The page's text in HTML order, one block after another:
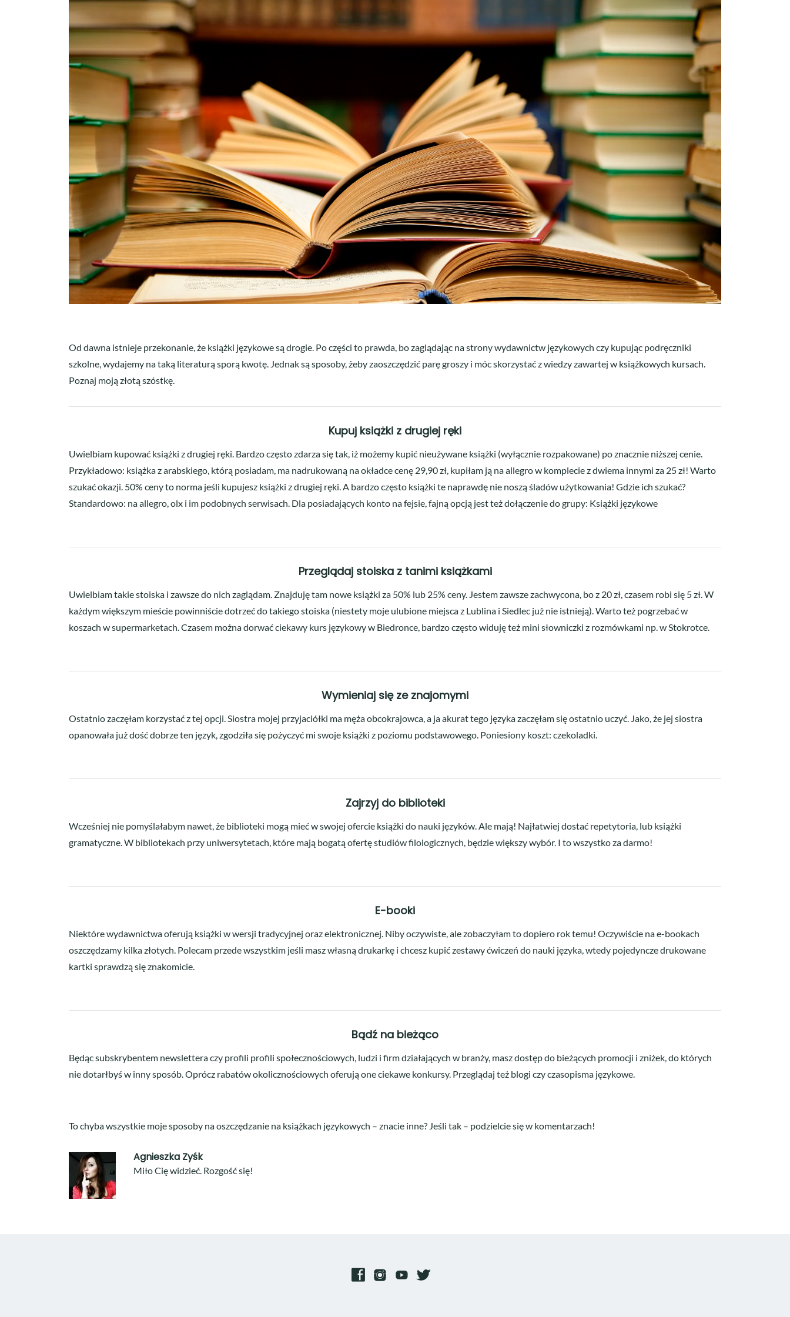
Od dawna istnieje przekonanie, że książki językowe są drogie. Po części to prawda, bo zaglądając na strony wydawnictw językowych czy kupując podręczniki
szkolne, wydajemy na taką literaturą sporą kwotę. Jednak są sposoby, żeby zaoszczędzić parę groszy i móc skorzystać z wiedzy zawartej w książkowych kursach.
Poznaj moją złotą szóstkę.
Kupuj książki z drugiej ręki
Uwielbiam kupować książki z drugiej ręki. Bardzo często zdarza się tak, iż możemy kupić nieużywane książki (wyłącznie rozpakowane) po znacznie niższej cenie.
Przykładowo: książka z arabskiego, którą posiadam, ma nadrukowaną na okładce cenę 29,90 zł, kupiłam ją na allegro w komplecie z dwiema innymi za 25 zł! Warto
szukać okazji. 50% ceny to norma jeśli kupujesz książki z drugiej ręki. A bardzo często książki te naprawdę nie noszą śladów użytkowania! Gdzie ich szukać?
Standardowo: na allegro, olx i im podobnych serwisach. Dla posiadających konto na fejsie, fajną opcją jest też dołączenie do grupy: Książki językowe
Przeglądaj stoiska z tanimi książkami
Uwielbiam takie stoiska i zawsze do nich zaglądam. Znajduję tam nowe książki za 50% lub 25% ceny. Jestem zawsze zachwycona, bo z 20 zł, czasem robi się 5 zł. W
każdym większym mieście powinniście dotrzeć do takiego stoiska (niestety moje ulubione miejsca z Lublina i Siedlec już nie istnieją). Warto też pogrzebać w
koszach w supermarketach. Czasem można dorwać ciekawy kurs językowy w Biedronce, bardzo często widuję też mini słowniczki z rozmówkami np. w Stokrotce.
Wymieniaj się ze znajomymi
Ostatnio zaczęłam korzystać z tej opcji. Siostra mojej przyjaciółki ma męża obcokrajowca, a ja akurat tego języka zaczęłam się ostatnio uczyć. Jako, że jej siostra
opanowała już dość dobrze ten język, zgodziła się pożyczyć mi swoje książki z poziomu podstawowego. Poniesiony koszt: czekoladki.
Zajrzyj do biblioteki
Wcześniej nie pomyślałabym nawet, że biblioteki mogą mieć w swojej ofercie książki do nauki języków. Ale mają! Najłatwiej dostać repetytoria, lub książki
gramatyczne. W bibliotekach przy uniwersytetach, które mają bogatą ofertę studiów filologicznych, będzie większy wybór. I to wszystko za darmo!
E-booki
Niektóre wydawnictwa oferują książki w wersji tradycyjnej oraz elektronicznej. Niby oczywiste, ale zobaczyłam to dopiero rok temu! Oczywiście na e-bookach
oszczędzamy kilka złotych. Polecam przede wszystkim jeśli masz własną drukarkę i chcesz kupić zestawy ćwiczeń do nauki języka, wtedy pojedyncze drukowane
kartki sprawdzą się znakomicie.
Bądź na bieżąco
Będąc subskrybentem newslettera czy profili profili społecznościowych, ludzi i firm działających w branży, masz dostęp do bieżących promocji i zniżek, do których
nie dotarłbyś w inny sposób. Oprócz rabatów okolicznościowych oferują one ciekawe konkursy. Przeglądaj też blogi czy czasopisma językowe.
To chyba wszystkie moje sposoby na oszczędzanie na książkach językowych – znacie inne? Jeśli tak – podzielcie się w komentarzach!
Agnieszka Zyśk
Miło Cię widzieć. Rozgość się!